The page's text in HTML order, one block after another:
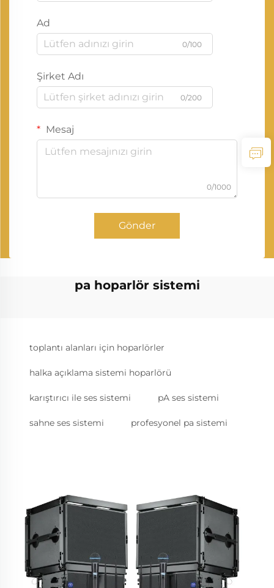
Ad
0/100
Şirket Adı
0/200
Mesaj
0/1000
Gönder
pa hoparlör sistemi
toplantı alanları için hoparlörler
halka açıklama sistemi hoparlörü
karıştırıcı ile ses sistemi pA ses sistemi
sahne ses sistemi profesyonel pa sistemi